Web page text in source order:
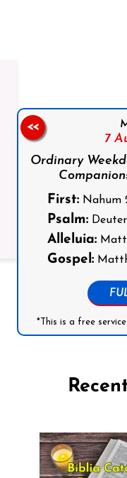
7
Ordinary
First:Nahum
Psalm:
Alleluia:
Gospel:
*This is a free
<<